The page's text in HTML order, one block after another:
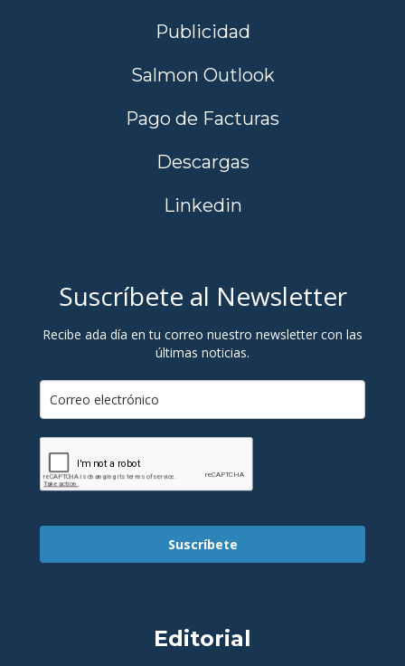
Publicidad
Salmon Outlook
Pago de Facturas
Descargas
Linkedin
Suscríbete al Newsletter
Recibe ada día en tu correo nuestro newsletter con las
últimas noticias.
Suscríbete
Editorial